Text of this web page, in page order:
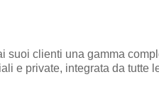
suoi clienti una gamma
e private, integrata da tutte